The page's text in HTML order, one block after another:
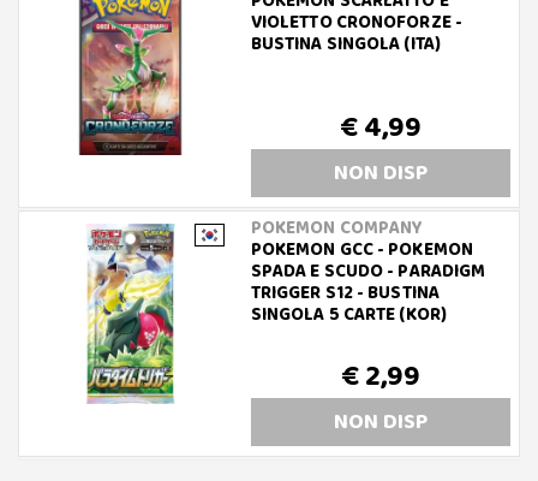
VIOLETTO CRONOFORZE -
BUSTINA SINGOLA (ITA)
€ 4,99
NON DISP
POKEMON COMPANY
POKEMON GCC - POKEMON
SPADA E SCUDO - PARADIGM
TRIGGER S12 - BUSTINA
SINGOLA 5 CARTE (KOR)
€ 2,99
NON DISP